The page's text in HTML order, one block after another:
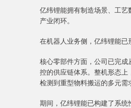
亿纬锂能拥有制造场景、工艺
产业闭环。
在机器人业务侧，亿纬锂能已
核心零部件方面，公司已完
控的供应链体系。整机形态
检测到重型物料搬运的多元需
期间，亿纬锂能已构建了系